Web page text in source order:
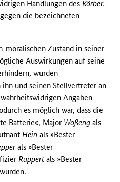
Handlungen desKörber,
die bezeichneten
moralischen Zustand in seiner
Auswirkungen auf seine
wurden
und seinen Stellvertreter an
Angaben
es möglich war, dass die
Batterie«, Major Woßeng als
Hein als »Bester
als »Bester
Ruppert als »Bester